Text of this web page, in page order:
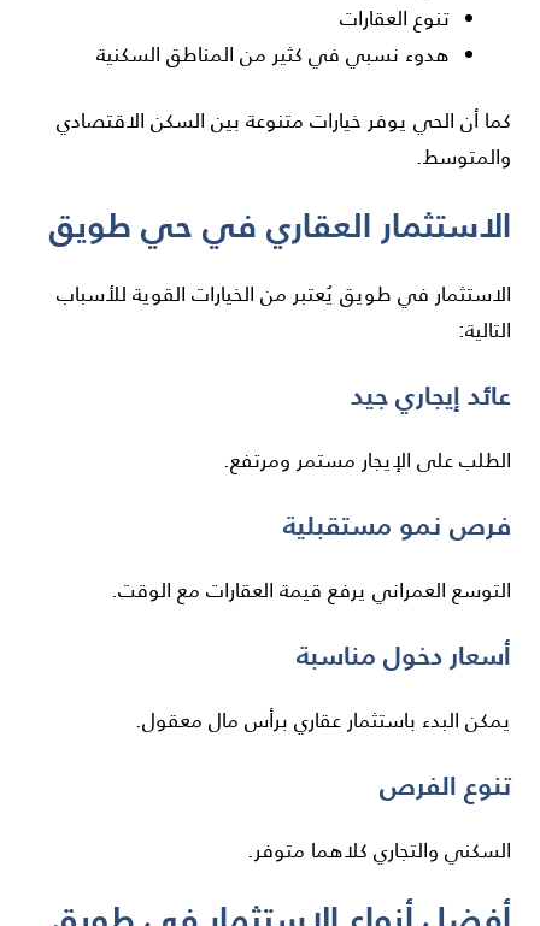
تنوع العقارات
هدوء نسبي في كثير من المناطق السكنية
كما أن الحي يوفر خيارات متنوعة بين السكن الاقتصادي
والمتوسط.
الاستثمار العقاري في حي طويق
الاستثمار في طويق يُعتبر من الخيارات القوية للأسباب
التالية:
عائد إيجاري جيد
الطلب على الإيجار مستمر ومرتفع.
فرص نمو مستقبلية
التوسع العمراني يرفع قيمة العقارات مع الوقت.
أسعار دخول مناسبة
يمكن البدء باستثمار عقاري برأس مال معقول.
تنوع الفرص
السكني والتجاري كلاهما متوفر.